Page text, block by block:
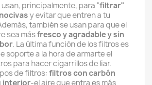
principalmente, para "filtrar"
y evitar que entren a tu
también se usan para que el
sea másfresco y agradable y sin
. La última función de los filtros es
soporte a la hora de armarte el
para hacer cigarrillos de liar.
de filtros: filtros con carbón
interior-el aire que entra es más